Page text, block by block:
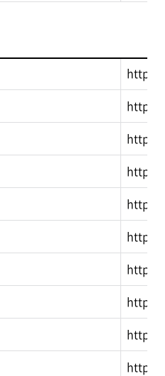
http://
http://
http://
http://
http://
http://